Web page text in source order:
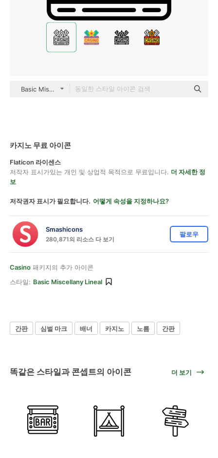
Basic Miscellany Lineal
카지노 무료 아이콘
Flaticon 라이센스
저작자 표시가있는 개인 및 상업적 목적으로 무료입니다. 더 자세한 정
보
저작권자 표시가 필요합니다. 어떻게 속성을 지정하나요?
Smashicons
280,871의 리소스 다 보기
팔로우
Casino 패키지의 추가 아이콘
스타일: Basic Miscellany Lineal
간판 심벌 마크 배너 카지노 노름 간판
똑같은 스타일과 콘셉트의 아이콘 더 보기